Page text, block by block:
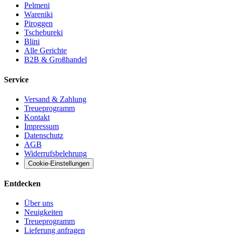
Pelmeni
Wareniki
Piroggen
Tschebureki
Blini
Alle Gerichte
B2B & Großhandel
Service
Versand & Zahlung
Treueprogramm
Kontakt
Impressum
Datenschutz
AGB
Widerrufsbelehrung
Cookie-Einstellungen
Entdecken
Über uns
Neuigkeiten
Treueprogramm
Lieferung anfragen